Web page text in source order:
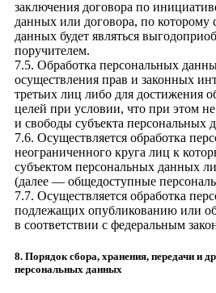
заключения договора по
данных или договора, по которому
данных будет являться
поручителем.
7.5. Обработка персональных
осуществления прав и законных
третьих лиц либо для достижения
целей при условии, что при этом
и свободы субъекта персональных
7.6. Осуществляется обработка
неограниченного круга лиц к
субъектом персональных данных
(далее — общедоступные
7.7. Осуществляется обработка
подлежащих опубликованию или
в соответствии с федеральным
8. Порядок сбора, хранения, передачи и
персональных данных